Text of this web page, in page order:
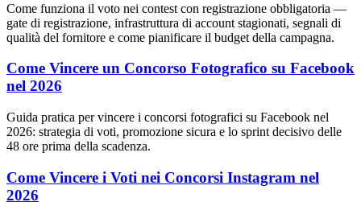
Come funziona il voto nei contest con registrazione obbligatoria —
gate di registrazione, infrastruttura di account stagionati, segnali di
qualità del fornitore e come pianificare il budget della campagna.
Come Vincere un Concorso Fotografico su Facebook
nel 2026
Guida pratica per vincere i concorsi fotografici su Facebook nel
2026: strategia di voti, promozione sicura e lo sprint decisivo delle
48 ore prima della scadenza.
Come Vincere i Voti nei Concorsi Instagram nel
2026